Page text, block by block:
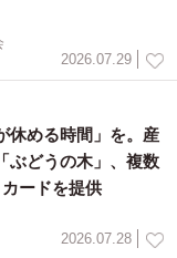
2026.07.29
休める時間」を。産
ぶどうの木」、複数
ードを提供
2026.07.28